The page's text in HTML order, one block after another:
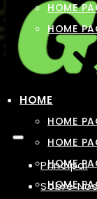
Principal
Sobre
HOME
HOME
HOME
HOME
HOME
HOME
HOME